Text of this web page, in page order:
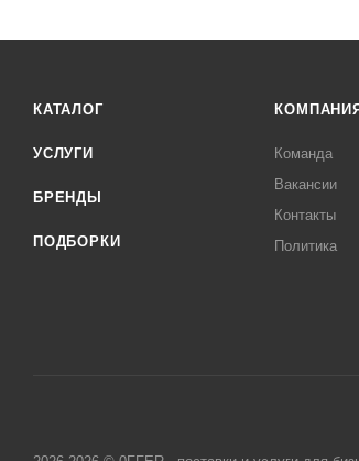
КАТАЛОГ
УСЛУГИ
БРЕНДЫ
ПОДБОРКИ
КОМПАНИЯ
Команда
Вакансии
Контакты
Политика